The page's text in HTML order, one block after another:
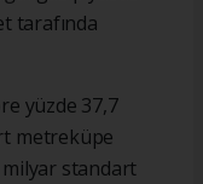
tarafında
yüzde 37,7
metreküpe
standart